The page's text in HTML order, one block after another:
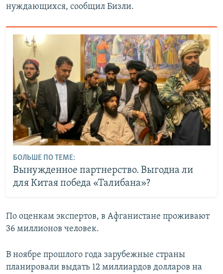
нуждающихся, сообщил Бизли.
БОЛЬШЕ ПО ТЕМЕ:
Вынужденное партнерство. Выгодна ли
для Китая победа «Талибана»?
По оценкам экспертов, в Афганистане проживают
36 миллионов человек.
В ноябре прошлого года зарубежные страны
планировали выдать 12 миллиардов долларов на